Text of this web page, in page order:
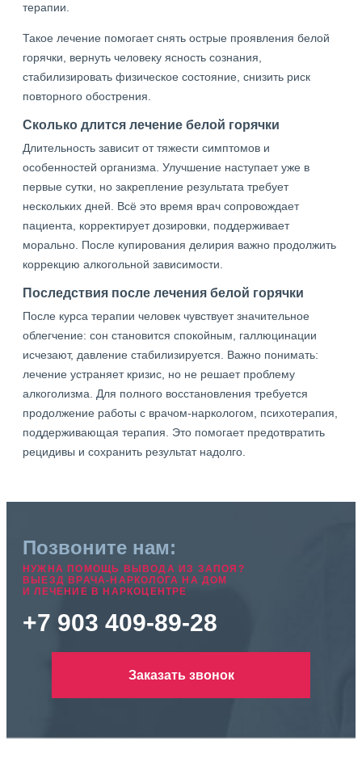
терапии.
Такое лечение помогает снять острые проявления белой
горячки, вернуть человеку ясность сознания,
стабилизировать физическое состояние, снизить риск
повторного обострения.
Сколько длится лечение белой горячки
Длительность зависит от тяжести симптомов и
особенностей организма. Улучшение наступает уже в
первые сутки, но закрепление результата требует
нескольких дней. Всё это время врач сопровождает
пациента, корректирует дозировки, поддерживает
морально. После купирования делирия важно продолжить
коррекцию алкогольной зависимости.
Последствия после лечения белой горячки
После курса терапии человек чувствует значительное
облегчение: сон становится спокойным, галлюцинации
исчезают, давление стабилизируется. Важно понимать:
лечение устраняет кризис, но не решает проблему
алкоголизма. Для полного восстановления требуется
продолжение работы с врачом-наркологом, психотерапия,
поддерживающая терапия. Это помогает предотвратить
рецидивы и сохранить результат надолго.
Позвоните нам:
НУЖНА ПОМОЩЬ ВЫВОДА ИЗ ЗАПОЯ?
ВЫЕЗД ВРАЧА-НАРКОЛОГА НА ДОМ
И ЛЕЧЕНИЕ В НАРКОЦЕНТРЕ
+7 903 409-89-28
Заказать звонок